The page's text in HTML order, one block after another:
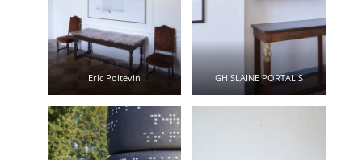
Eric Poitevin GHISLAINE PORTALIS